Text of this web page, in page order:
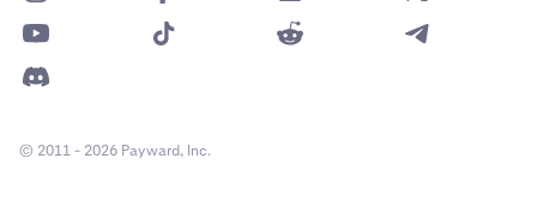
© 2011 - 2026 Payward, Inc.